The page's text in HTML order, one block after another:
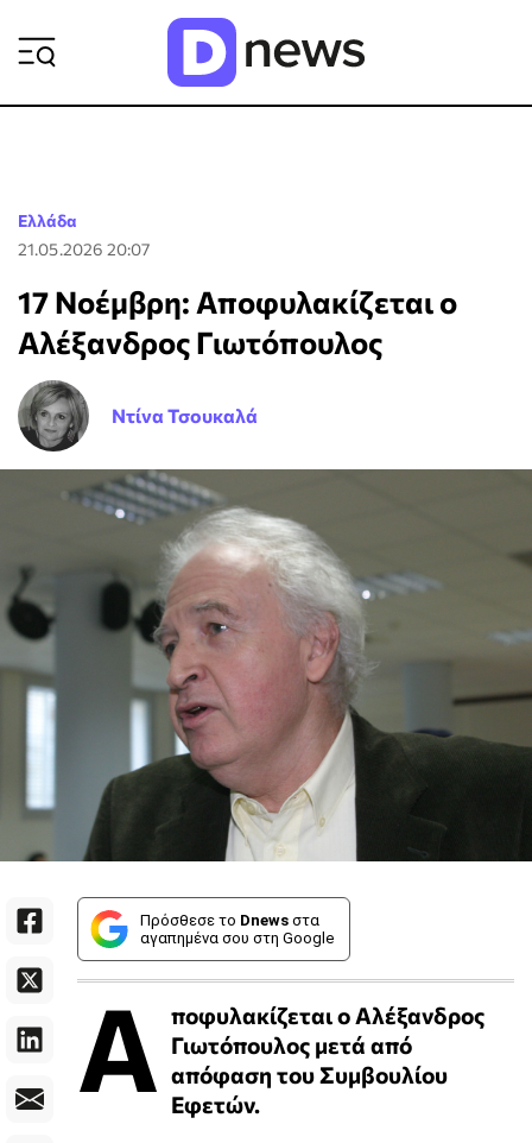
Ελλάδα
21.05.2026 20:07
17 Νοέμβρη: Αποφυλακίζεται ο
Αλέξανδρος Γιωτόπουλος
Ντίνα Τσουκαλά
Πρόσθεσε το Dnews στα
αγαπημένα σου στη Google
Α ποφυλακίζεται ο Αλέξανδρος
Γιωτόπουλος μετά από
απόφαση του Συμβουλίου
Εφετών.